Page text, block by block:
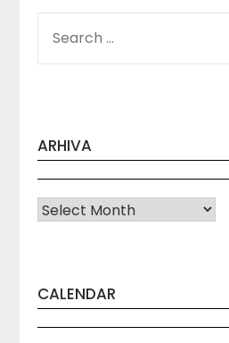
FOR:
ARHIVA
Arhiva
CALENDAR